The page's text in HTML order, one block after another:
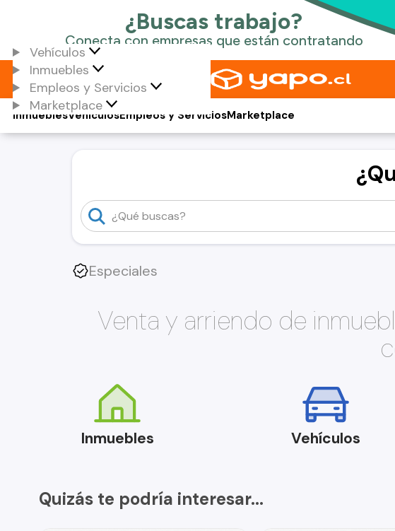
Vehículos
Inmuebles
Empleos y Servicios
Marketplace
Vehículos
Inmuebles Empleos y ServiciosMarketplace
Especiales
Venta y arriendo de
Inmuebles Vehículos
Quizás te podría interesar...